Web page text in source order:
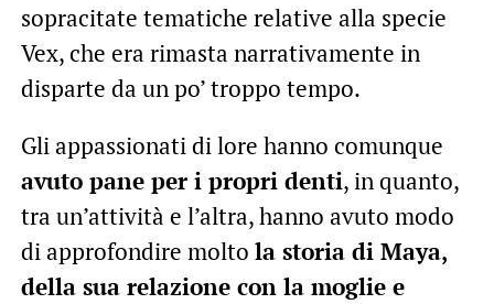
sopracitate tematiche relative alla specie
Vex, che era rimasta narrativamente in
disparte da un po’ troppo tempo.
Gli appassionati di lore hanno comunque
avuto pane per i propri denti, in quanto,
tra un’attività e l’altra, hanno avuto modo
di approfondire molto la storia di Maya,
della sua relazione con la moglie e